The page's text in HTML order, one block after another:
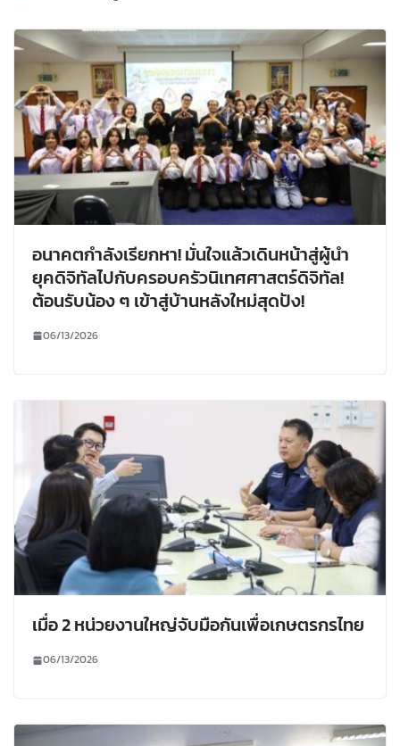
อนาคตกำลังเรียกหา! มั่นใจแล้วเดินหน้าสู่ผู้นำ
ยุคดิจิทัลไปกับครอบครัวนิเทศศาสตร์ดิจิทัล!
ต้อนรับน้อง ๆ เข้าสู่บ้านหลังใหม่สุดปัง!
06/13/2026
เมื่อ 2 หน่วยงานใหญ่จับมือกันเพื่อเกษตรกรไทย
06/13/2026